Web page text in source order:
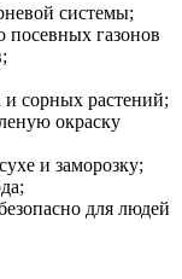
системы;
посевных газонов
сорных растений;
окраску
и заморозку;
для людей